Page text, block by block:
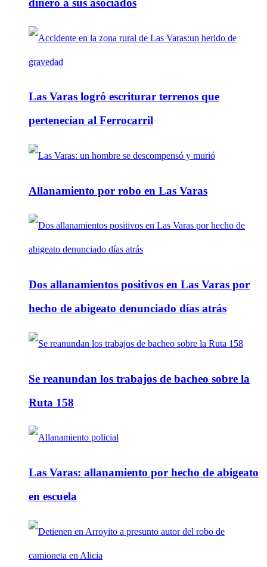
dinero a sus asociados
Las Varas logró escriturar terrenos que
pertenecían al Ferrocarril
Allanamiento por robo en Las Varas
Dos allanamientos positivos en Las Varas por
hecho de abigeato denunciado días atrás
Se reanundan los trabajos de bacheo sobre la
Ruta 158
Las Varas: allanamiento por hecho de abigeato
en escuela